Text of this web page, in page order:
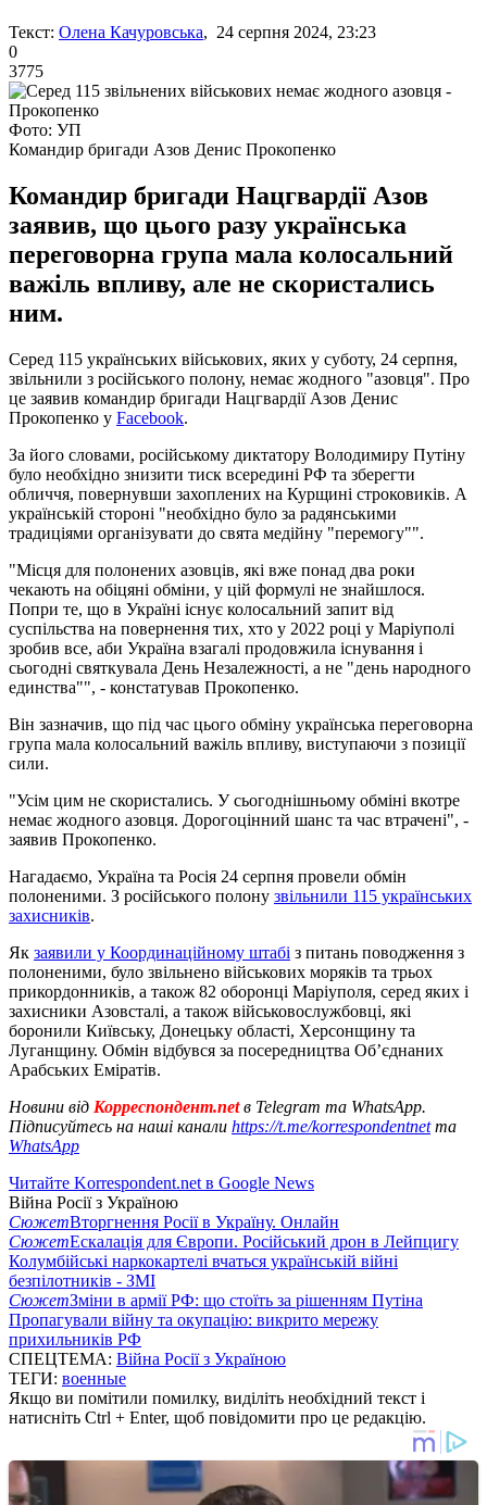
Текст: Олена Качуровська, 24 серпня 2024, 23:23
0
3775
Фото: УП
Командир бригади Азов Денис Прокопенко
Командир бригади Нацгвардії Азов
заявив, що цього разу українська
переговорна група мала колосальний
важіль впливу, але не скористались
ним.
Серед 115 українських військових, яких у суботу, 24 серпня,
звільнили з російського полону, немає жодного "азовця". Про
це заявив командир бригади Нацгвардії Азов Денис
Прокопенко у Facebook.
За його словами, російському диктатору Володимиру Путіну
було необхідно знизити тиск всередині РФ та зберегти
обличчя, повернувши захоплених на Курщині строковиків. А
українській стороні "необхідно було за радянськими
традиціями організувати до свята медійну "перемогу"".
"Місця для полонених азовців, які вже понад два роки
чекають на обіцяні обміни, у цій формулі не знайшлося.
Попри те, що в Україні існує колосальний запит від
суспільства на повернення тих, хто у 2022 році у Маріуполі
зробив все, аби Україна взагалі продовжила існування і
сьогодні святкувала День Незалежності, а не "день народного
единства"", - констатував Прокопенко.
Він зазначив, що під час цього обміну українська переговорна
група мала колосальний важіль впливу, виступаючи з позиції
сили.
"Усім цим не скористались. У сьогоднішньому обміні вкотре
немає жодного азовця. Дорогоцінний шанс та час втрачені", -
заявив Прокопенко.
Нагадаємо, Україна та Росія 24 серпня провели обмін
полоненими. З російського полону звільнили 115 українських
захисників.
Як заявили у Координаційному штабі з питань поводження з
полоненими, було звільнено військових моряків та трьох
прикордонників, а також 82 оборонці Маріуполя, серед яких і
захисники Азовсталі, а також військовослужбовці, які
боронили Київську, Донецьку області, Херсонщину та
Луганщину. Обмін відбувся за посередництва Об’єднаних
Арабських Еміратів.
Новини від Корреспондент.netв Telegram та WhatsApp.
Підписуйтесь на наші канали https://t.me/korrespondentnetта
WhatsApp
Читайте Korrespondent.net в Google News
Війна Росії з Україною
СюжетВторгнення Росії в Україну. Онлайн
СюжетЕскалація для Європи. Російський дрон в Лейпцигу
Колумбійські наркокартелі вчаться українській війні
безпілотників - ЗМІ
СюжетЗміни в армії РФ: що стоїть за рішенням Путіна
Пропагували війну та окупацію: викрито мережу
прихильників РФ
СПЕЦТЕМА: Війна Росії з Україною
ТЕГИ: военные
Якщо ви помітили помилку, виділіть необхідний текст і
натисніть Ctrl + Enter, щоб повідомити про це редакцію.